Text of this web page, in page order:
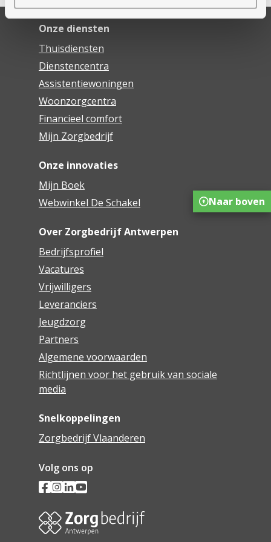
Onze diensten
Thuisdiensten
Dienstencentra
Assistentiewoningen
Woonzorgcentra
Financieel comfort
Mijn Zorgbedrijf
Onze innovaties
Mijn Boek
Webwinkel De Schakel
Over Zorgbedrijf Antwerpen
Bedrijfsprofiel
Vacatures
Vrijwilligers
Leveranciers
Jeugdzorg
Partners
Algemene voorwaarden
Richtlijnen voor het gebruik van sociale
media
Snelkoppelingen
Zorgbedrijf Vlaanderen
Volg ons op
Naar boven